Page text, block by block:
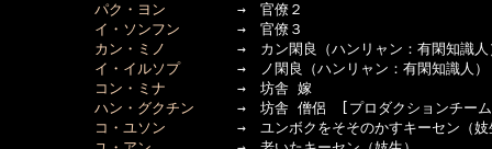
パク・ヨン →　官僚２
イ・ソンフン →　官僚３
カン・ミノ
→　カン閑良（ハンリャン：有閑知識人
イ・イルソプ →　ノ閑良（ハンリャン：有閑知識人）
コン・ミナ →　坊舎 嫁
ハン・グクチン →　坊舎 僧侶　[プロダクションチー
コ・ユソン →　ユンボクをそそのかすキーセン（妓